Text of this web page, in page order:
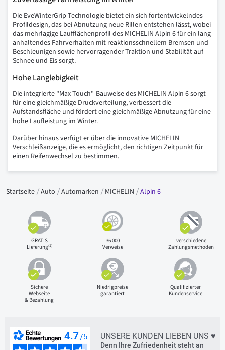
Die EveWinterGrip-Technologie bietet ein sich fortentwickelndes
Profildesign, das bei Abnutzung neue Rillen entstehen lässt, wobei
das mehrlagige Laufflächenprofil des MICHELIN Alpin 6 für ein lang
anhaltendes Fahrverhalten mit reaktionsschnellem Bremsen und
Beschleunigen sowie hervorragender Traktion und Stabilität auf
Schnee und Eis sorgt.
Hohe Langlebigkeit
Die integrierte "Max Touch"-Bauweise des MICHELIN Alpin 6 sorgt
für eine gleichmäßige Druckverteilung, verbessert die
Aufstandsfläche und fördert eine gleichmäßige Abnutzung für eine
hohe Laufleistung im Winter.
Darüber hinaus verfügt er über die innovative MICHELIN
Verschleißanzeige, die es ermöglicht, den richtigen Zeitpunkt für
einen Reifenwechsel zu bestimmen.
Startseite Auto Automarken MICHELIN Alpin 6
GRATIS
Lieferung(1)
36 000
Verweise
verschiedene
Zahlungsmethoden
Sichere
Webseite
& Bezahlung
Niedrigpreise
garantiert
Qualifizierter
Kundenservice
UNSERE KUNDEN LIEBEN UNS ♥
Denn Ihre Zufriedenheit steht an